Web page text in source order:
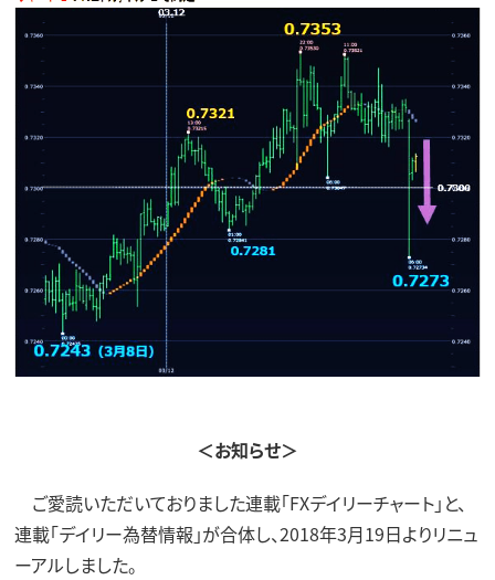
＜お知らせ＞
ご愛読いただいておりました連載「FXデイリーチャート」と、
連載「デイリー為替情報」が合体し、2018年3月19日よりリニュ
ーアルしました。